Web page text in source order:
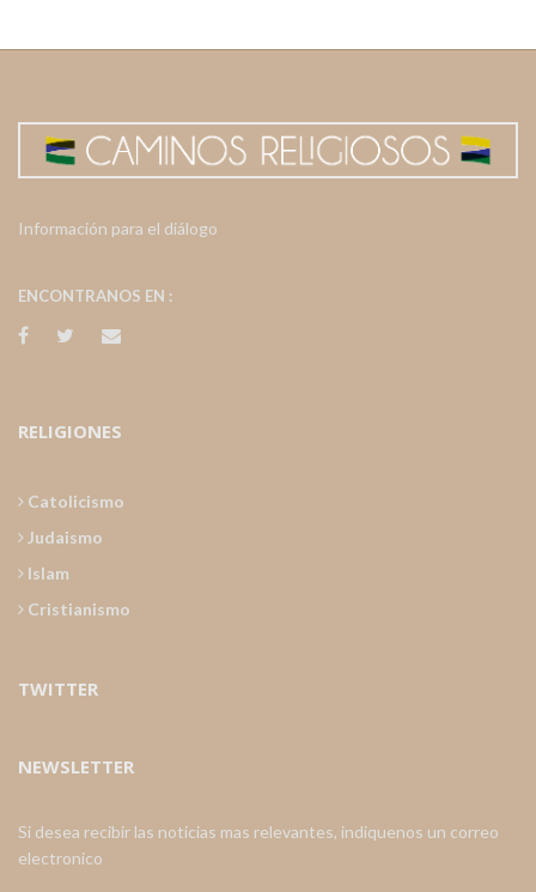
Información para el diálogo
ENCONTRANOS EN :
RELIGIONES
Catolicismo
Judaismo
Islam
Cristianismo
TWITTER
NEWSLETTER
Si desea recibir las noticias mas relevantes, indiquenos un correo
electronico